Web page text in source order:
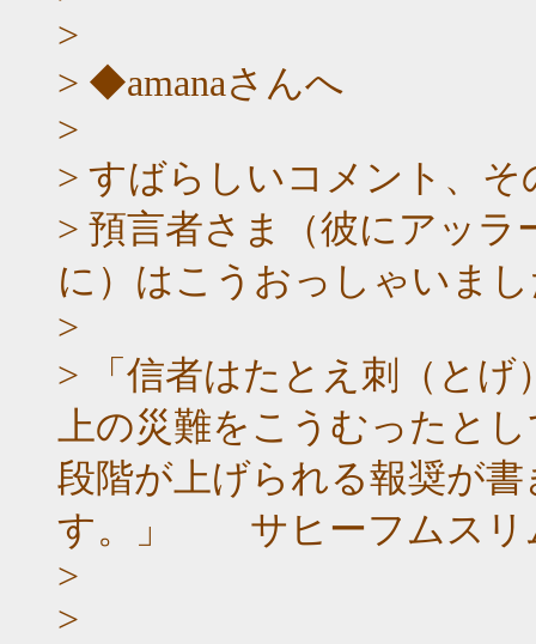
>
> ◆amanaさんへ
>
> すばらしいコメント、
> 預言者さま（彼にアッ
に）はこうおっしゃいま
>
> 「信者はたとえ刺（と
上の災難をこうむったと
段階が上げられる報奨が
す。」 サヒーフムスリ
>
>